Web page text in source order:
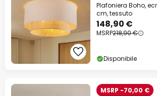
Plafoniera Boho,
cm, tessuto
148,90 €
MSRP218,90 €
Disponibile
MSRP -70,00 €